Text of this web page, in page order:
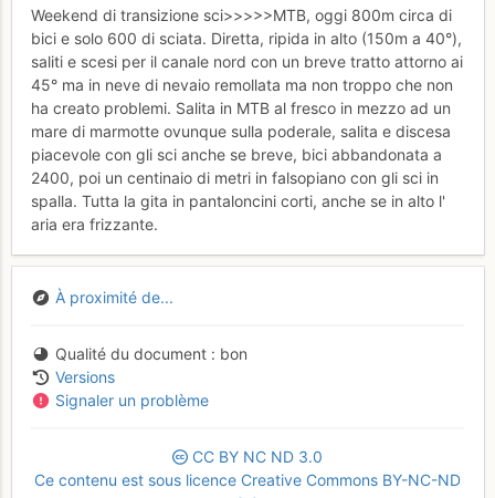
Weekend di transizione sci>>>>>MTB, oggi 800m circa di
bici e solo 600 di sciata. Diretta, ripida in alto (150m a 40°),
saliti e scesi per il canale nord con un breve tratto attorno ai
45° ma in neve di nevaio remollata ma non troppo che non
ha creato problemi. Salita in MTB al fresco in mezzo ad un
mare di marmotte ovunque sulla poderale, salita e discesa
piacevole con gli sci anche se breve, bici abbandonata a
2400, poi un centinaio di metri in falsopiano con gli sci in
spalla. Tutta la gita in pantaloncini corti, anche se in alto l'
aria era frizzante.
À proximité de...
Qualité du document
bon
Versions
Signaler un problème
CC BY NC ND 3.0
Ce contenu est sous licence Creative Commons BY-NC-ND